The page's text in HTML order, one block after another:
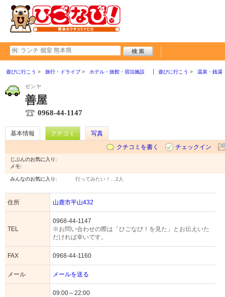
遊びに行こう 旅行・ドライブ ホテル・旅館・宿泊施設 遊びに行こう 温泉・銭湯
ゼンヤ
善屋
0968-44-1147
基本情報 クチコミ
写真
クチコミを書く
チェックイン
じぶんのお気に入り:
メモ:
みんなのお気に入り: 行ってみたい！… 2人
住所 山鹿市平山432
TEL
0968-44-1147
※お問い合わせの際は「ひごなび！を見た」とお伝えいた
だければ幸いです。
FAX 0968-44-1160
メール メールを送る
09:00～22:00